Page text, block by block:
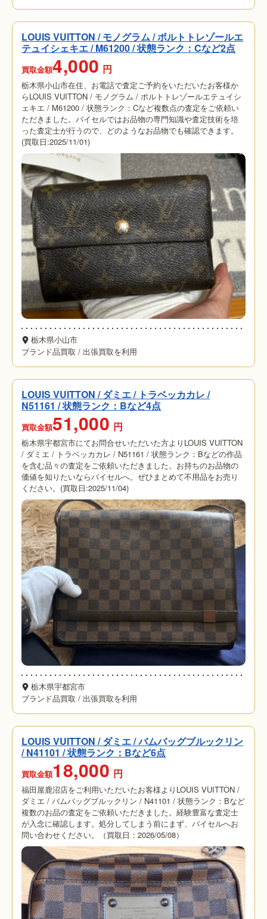
LOUIS VUITTON / モノグラム / ポルトトレゾールエ
テュイシェキエ / M61200 / 状態ランク：Cなど2点
買取金額4,000 円
栃木県小山市在住、お電話で査定ご予約をいただいたお客様か
らLOUIS VUITTON / モノグラム / ポルトトレゾールエテュイシ
ェキエ / M61200 / 状態ランク：Cなど複数点の査定をご依頼い
ただきました。バイセルではお品物の専門知識や査定技術を培
った査定士が行うので、どのようなお品物でも確認できます。
(買取日:2025/11/01)
栃木県小山市
ブランド品買取 / 出張買取を利用
LOUIS VUITTON / ダミエ / トラベッカカレ /
N51161 / 状態ランク：Bなど4点
買取金額51,000 円
栃木県宇都宮市にてお問合せいただいた方よりLOUIS VUITTON
/ ダミエ / トラベッカカレ / N51161 / 状態ランク：Bなどの作品
を含む品々の査定をご依頼いただきました。お持ちのお品物の
価値を知りたいならバイセルへ。ぜひまとめて不用品をお売り
ください。(買取日:2025/11/04)
栃木県宇都宮市
ブランド品買取 / 出張買取を利用
LOUIS VUITTON / ダミエ / バムバッグブルックリン
/ N41101 / 状態ランク：Bなど6点
買取金額18,000 円
福田屋鹿沼店をご利用いただいたお客様よりLOUIS VUITTON /
ダミエ / バムバッグブルックリン / N41101 / 状態ランク：Bなど
複数のお品の査定をご依頼いただきました。経験豊富な査定士
が入念に確認します。処分してしまう前にまず、バイセルへお
問い合わせください。（買取日：2026/05/08）